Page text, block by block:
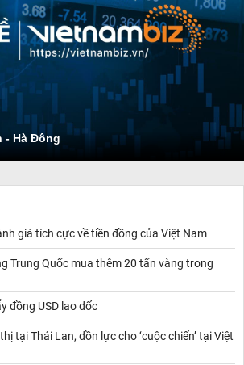
- Hà Đông
giá tích cực về tiền đồng của Việt Nam
Trung Quốc mua thêm 20 tấn vàng trong
đồng USD lao dốc
tại Thái Lan, dồn lực cho ‘cuộc chiến’ tại Việt